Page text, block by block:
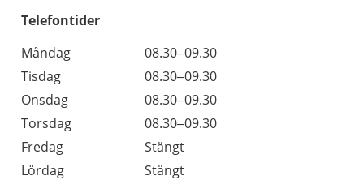
Telefontider
Måndag
08.30–09.30
Tisdag
08.30–09.30
Onsdag
08.30–09.30
Torsdag
08.30–09.30
Fredag
Stängt
Lördag
Stängt